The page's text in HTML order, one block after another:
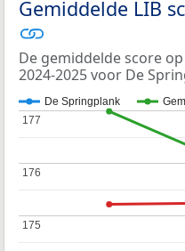
Gemiddelde LIB
De gemiddelde score
2024-2025 voor De
De Springplank
175
175
176
176
177
177